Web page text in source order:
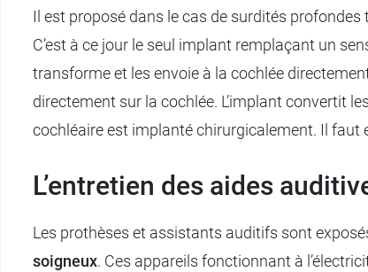
Il est proposé dans le cas de surdités
C’est à ce jour le seul implant remplaçant un
transforme et les envoie à la cochlée
directement sur la cochlée. L’implant convertit
cochléaire est implanté chirurgicalement. Il faut
L’entretien des aides
Les prothèses et assistants auditifs sont
soigneux. Ces appareils fonctionnant à